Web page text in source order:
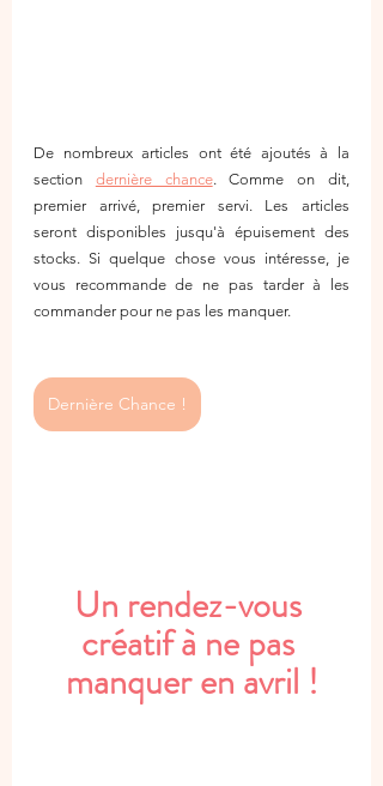
De nombreux articles ont été ajoutés à la
section dernière chance. Comme on dit,
premier arrivé, premier servi. Les articles
seront disponibles jusqu'à épuisement des
stocks. Si quelque chose vous intéresse, je
vous recommande de ne pas tarder à les
commander pour ne pas les manquer.
Dernière Chance !
Un rendez-vous
créatif à ne pas
manquer en avril !